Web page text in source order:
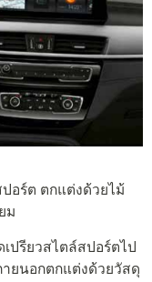
อร์ต ตกแต่งด้วยไม้
ม
ปรียวสไตล์สปอร์ตไป
ยนอกตกแต่งด้วยวัสดุ